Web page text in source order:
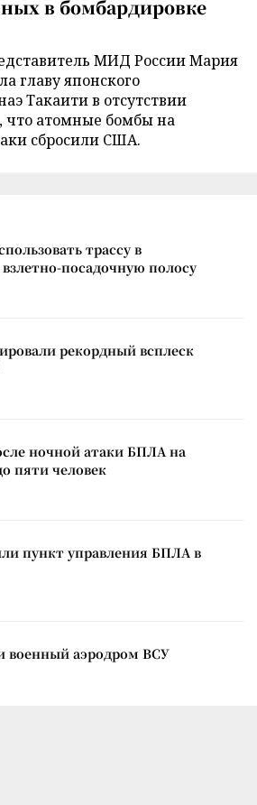
в бомбардировке
МИД России Мария
главу японского
Такаити в отсутствии
что атомные бомбы на
сбросили США.
трассу в
посадочную полосу
рекордный всплеск
ночной атаки БПЛА на
пяти человек
пункт управления БПЛА в
военный аэродром ВСУ